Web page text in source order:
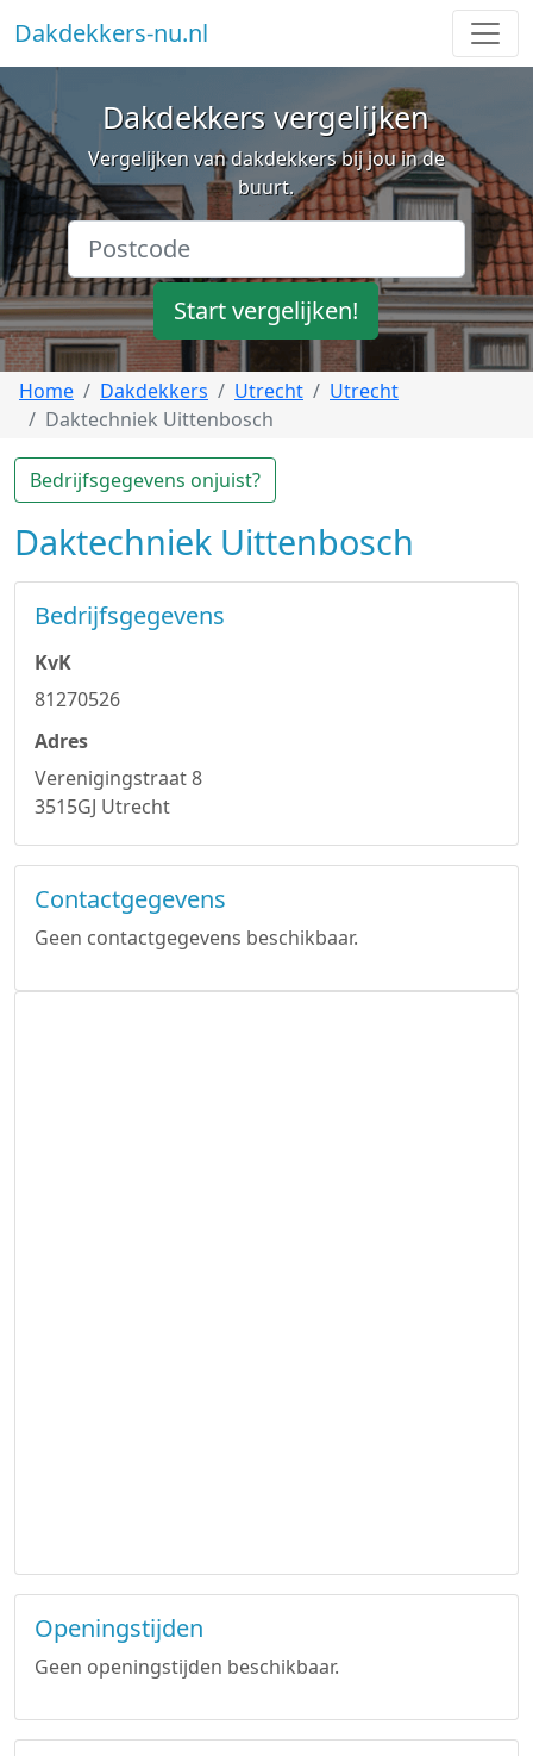
Dakdekkers-nu.nl
Dakdekkers vergelijken
Vergelijken van dakdekkers bij jou in de
buurt.
Start vergelijken!
Home Dakdekkers Utrecht
Utrecht
Daktechniek Uittenbosch
Bedrijfsgegevens onjuist?
Daktechniek Uittenbosch
Bedrijfsgegevens
KvK
81270526
Adres
Verenigingstraat 8
3515GJ Utrecht
Contactgegevens
Geen contactgegevens beschikbaar.
Openingstijden
Geen openingstijden beschikbaar.